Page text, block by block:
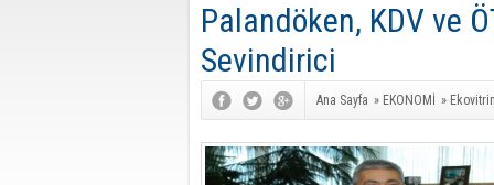
Palandöken, KDV ve
Sevindirici
Ana Sayfa » EKONOMİ » Ekovitrin